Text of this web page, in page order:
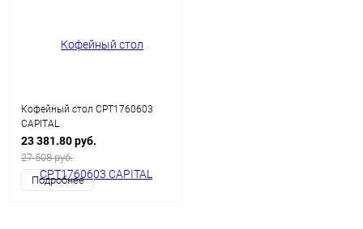
Кофейный стол CPT1760603
CAPITAL
23 381.80 руб.
27 508 руб.
Подробнее